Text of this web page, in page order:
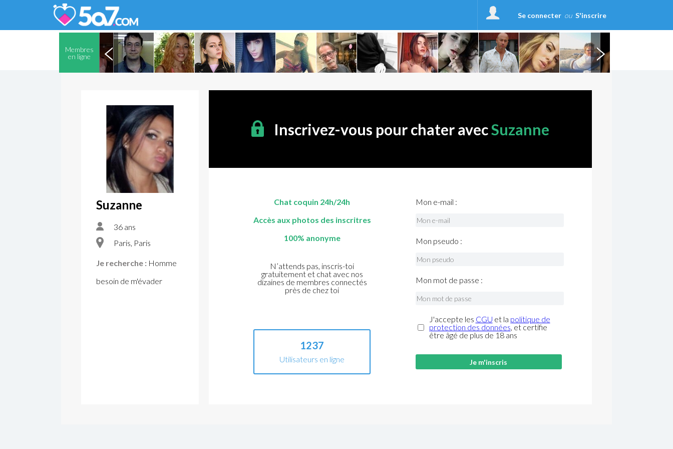
Se connecter ou S'inscrire
Membres
en ligne
Suzanne
36 ans
Paris, Paris
Je recherche : Homme
besoin de m'évader
Inscrivez-vous pour chater avecSuzanne
Chat coquin 24h/24h
Accès aux photos des inscritres
100% anonyme
N’attends pas, inscris-toi
gratuitement et chat avec nos
dizaines de membres connectés
près de chez toi
1237
Utilisateurs en ligne
Mon e-mail :
Mon pseudo :
Mon mot de passe :
J'accepte les CGU et la politique de
protection des données, et certifie
être âgé de plus de 18 ans